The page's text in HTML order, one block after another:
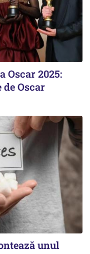
Oscar 2025:
Oscar
unul